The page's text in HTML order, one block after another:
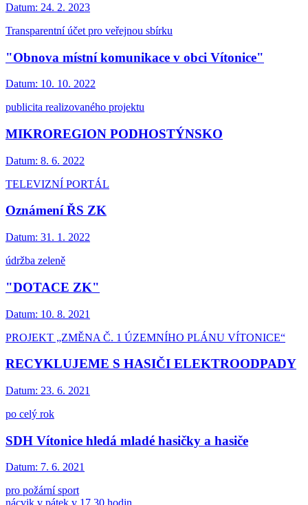
Datum: 24. 2. 2023
Transparentní účet pro veřejnou sbírku
"Obnova místní komunikace v obci Vítonice"
Datum: 10. 10. 2022
publicita realizovaného projektu
MIKROREGION PODHOSTÝNSKO
Datum: 8. 6. 2022
TELEVIZNÍ PORTÁL
Oznámení ŘS ZK
Datum: 31. 1. 2022
údržba zeleně
"DOTACE ZK"
Datum: 10. 8. 2021
PROJEKT „ZMĚNA Č. 1 ÚZEMNÍHO PLÁNU VÍTONICE“
RECYKLUJEME S HASIČI ELEKTROODPADY
Datum: 23. 6. 2021
po celý rok
SDH Vítonice hledá mladé hasičky a hasiče
Datum: 7. 6. 2021
pro požární sport